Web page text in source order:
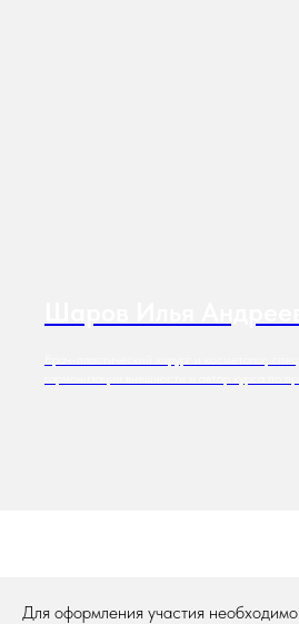
Для оформления участия